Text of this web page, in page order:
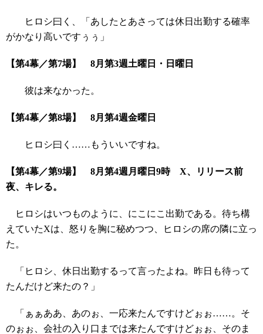
ヒロシ曰く、「あしたとあさっては休日出勤する確率
がかなり高いですぅぅ」
【第4幕／第7場】 8月第3週土曜日・日曜日
彼は来なかった。
【第4幕／第8場】 8月第4週金曜日
ヒロシ曰く……もういいですね。
【第4幕／第9場】 8月第4週月曜日9時 X、リリース前
夜、キレる。
ヒロシはいつものように、にこにこ出勤である。待ち構
えていたXは、怒りを胸に秘めつつ、ヒロシの席の隣に立っ
た。
「ヒロシ、休日出勤するって言ったよね。昨日も待って
たんだけど来たの？」
「ぁぁああ、あのぉ、一応来たんですけどぉぉ……。そ
のぉぉ、会社の入り口までは来たんですけどぉぉ、そのま